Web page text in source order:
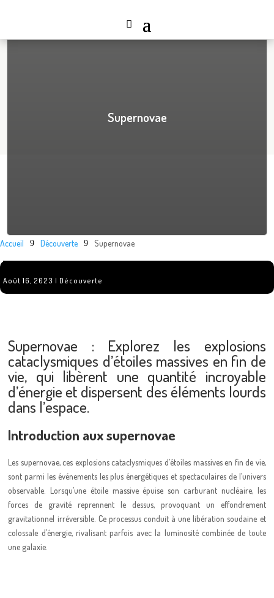
Supernovae
Accueil 9 Découverte 9 Supernovae
Août 16, 2023 | Découverte
Supernovae : Explorez les explosions
cataclysmiques d’étoiles massives en fin de
vie, qui libèrent une quantité incroyable
d’énergie et dispersent des éléments lourds
dans l’espace.
Introduction aux supernovae
Les supernovae, ces explosions cataclysmiques d’étoiles massives en fin de vie,
sont parmi les événements les plus énergétiques et spectaculaires de l’univers
observable. Lorsqu’une étoile massive épuise son carburant nucléaire, les
forces de gravité reprennent le dessus, provoquant un effondrement
gravitationnel irréversible. Ce processus conduit à une libération soudaine et
colossale d’énergie, rivalisant parfois avec la luminosité combinée de toute
une galaxie.